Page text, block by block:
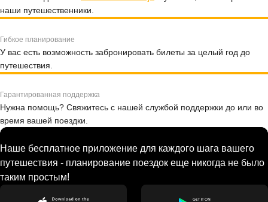
наши путешественники.
Гибкое планирование
У вас есть возможность забронировать билеты за целый год до
путешествия.
Гарантированная поддержка
Нужна помощь? Свяжитесь с нашей службой поддержки до или во
время вашей поездки.
Наше бесплатное приложение для каждого шага вашего
путешествия - планирование поездок еще никогда не было
таким простым!